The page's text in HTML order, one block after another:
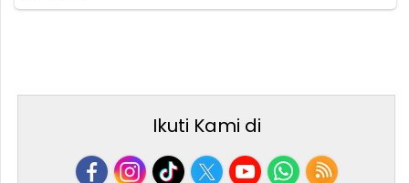
Ikuti Kami di